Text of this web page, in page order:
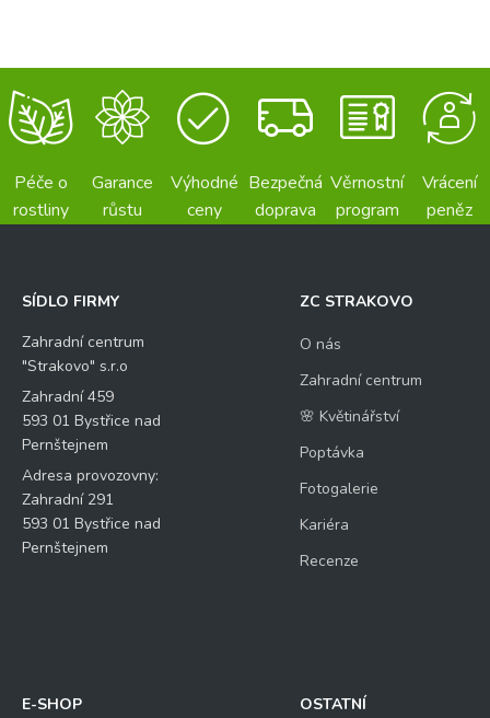
Péče o
rostliny
Garance
růstu
Výhodné
ceny
Bezpečná
doprava
Věrnostní
program
Vrácení
peněz
SÍDLO FIRMY
Zahradní centrum
"Strakovo" s.r.o
Zahradní 459
593 01 Bystřice nad
Pernštejnem
Adresa provozovny:
Zahradní 291
593 01 Bystřice nad
Pernštejnem
ZC STRAKOVO
O nás
Zahradní centrum
🌸 Květinářství
Poptávka
Fotogalerie
Kariéra
Recenze
E-SHOP OSTATNÍ